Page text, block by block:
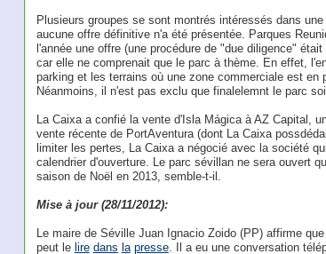
Plusieurs groupes se sont montrés intéressés dans
aucune offre définitive n'a été présentée. Parques
l'année une offre (une procédure de "due diligence"
car elle ne comprenait que le parc à thème. En effet,
parking et les terrains où une zone commerciale est
Néanmoins, il n'est pas exclu que finalelemnt le parc
La Caixa a confié la vente d'Isla Mágica à AZ Capital,
vente récente de PortAventura (dont La Caixa
limiter les pertes, La Caixa a négocié avec la société
calendrier d'ouverture. Le parc sévillan ne sera ouvert
saison de Noël en 2013, semble-t-il.
Mise à jour (28/11/2012):
Le maire de Séville Juan Ignacio Zoido (PP) affirme
peut le lire dans la presse. Il a eu une conversation